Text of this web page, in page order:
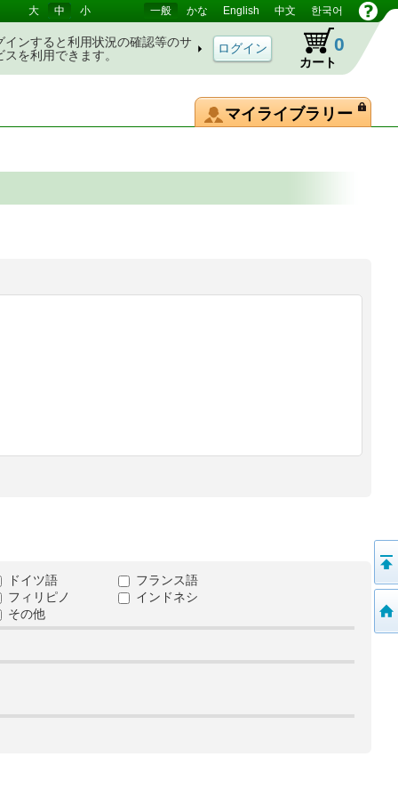
大 中 小 一般 かな English 中文 한국어
インすると利用状況の確認等のサ
スを利用できます。
カート
0
マイライブラリー
ドイツ語
フランス語
フィリピノ
インドネシ
その他